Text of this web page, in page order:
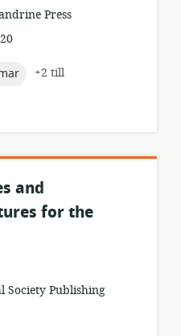
Press
+2 till
and
for the
Society Publishing